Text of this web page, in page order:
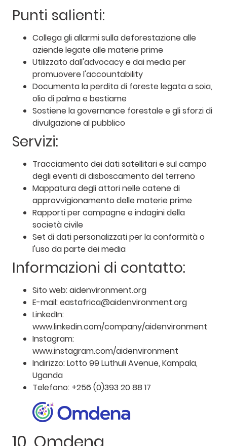
Punti salienti:
Collega gli allarmi sulla deforestazione alle
aziende legate alle materie prime
Utilizzato dall'advocacy e dai media per
promuovere l'accountability
Documenta la perdita di foreste legata a soia,
olio di palma e bestiame
Sostiene la governance forestale e gli sforzi di
divulgazione al pubblico
Servizi:
Tracciamento dei dati satellitari e sul campo
degli eventi di disboscamento del terreno
Mappatura degli attori nelle catene di
approvvigionamento delle materie prime
Rapporti per campagne e indagini della
società civile
Set di dati personalizzati per la conformità o
l'uso da parte dei media
Informazioni di contatto:
Sito web: aidenvironment.org
E-mail: eastafrica@aidenvironment.org
LinkedIn:
www.linkedin.com/company/aidenvironment
Instagram:
www.instagram.com/aidenvironment
Indirizzo: Lotto 99 Luthuli Avenue, Kampala,
Uganda
Telefono: +256 (0)393 20 88 17